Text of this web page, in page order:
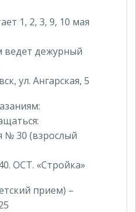
1, 2, 3, 9, 10 мая
ведет дежурный
ул. Ангарская, 5
№ 30 (взрослый
ОСТ. «Стройка»
прием) –